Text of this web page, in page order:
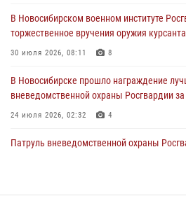
В Новосибирске военнослужащие
– жертв войны в Донбассе
В Новосибирском военном институте
торжественное вручения оружия
30 июля 2026, 08:11 8
В Новосибирске прошло награждение
вневедомственной охраны Росгвардии
24 июля 2026, 02:32 4
Патруль вневедомственной охраны